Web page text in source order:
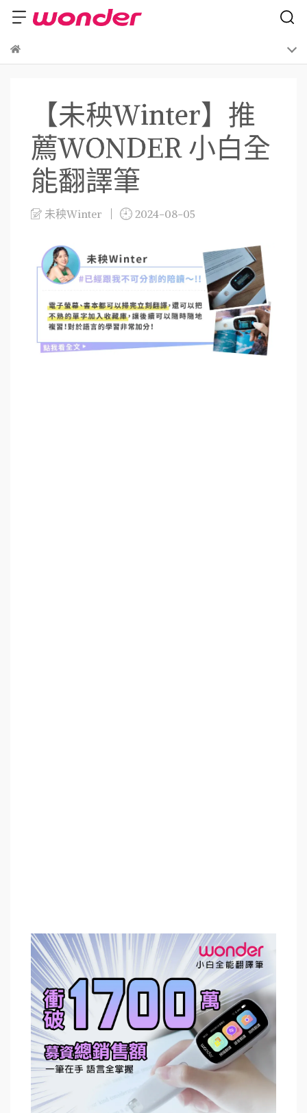
【未秧Winter】推
薦WONDER 小白全
能翻譯筆
未秧Winter 2024-08-05